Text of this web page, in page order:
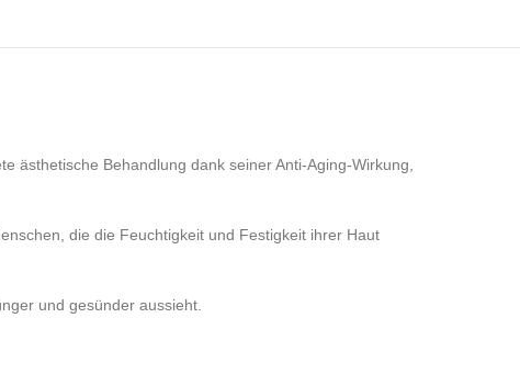
ästhetische Behandlung dank seiner Anti-Aging-Wirkung,
die die Feuchtigkeit und Festigkeit ihrer Haut
und gesünder aussieht.